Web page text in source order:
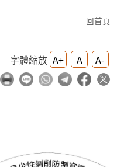
回首頁
字體縮放 A+ A A-